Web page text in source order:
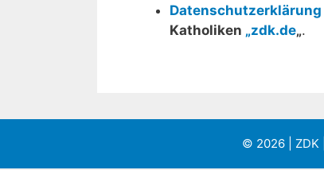
Datenschutzerklärung
Katholiken „zdk.de„.
© 2026 | ZDK |